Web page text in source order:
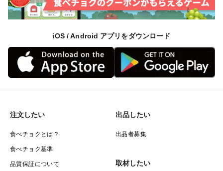
iOS / Android アプリをダウンロード
注文したい
食べチョクとは？
食べチョク基準
品質保証について
出品したい
出品者募集
取材したい